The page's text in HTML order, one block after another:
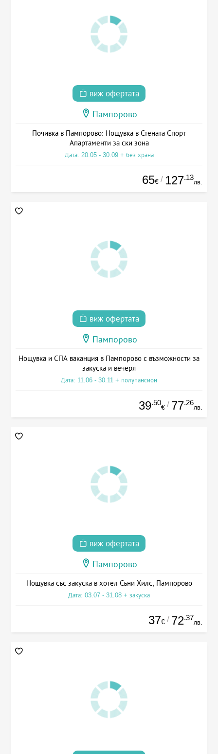
виж офертата
Пампорово
Почивка в Пампорово: Нощувка в Стената Спорт
Апартаменти за ски зона
Дата: 20.05 - 30.09 + без храна
65€ / 127.13
лв.
виж офертата
Пампорово
Нощувка и СПА ваканция в Пампорово с възможности за
закуска и вечеря
Дата: 11.06 - 30.11 + полупансион
39.50
€ / 77.26
лв.
виж офертата
Пампорово
Нощувка със закуска в хотел Съни Хилс, Пампорово
Дата: 03.07 - 31.08 + закуска
37€ / 72.37
лв.